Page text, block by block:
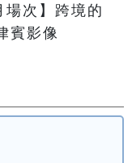
場次】跨境的
賓影像